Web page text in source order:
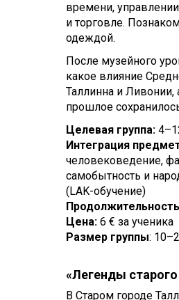
времени,
и торговле.
одеждой.
После музейного
какое влияние
Таллинна и Ливонии,
прошлое
Целевая группа:
Интеграция
человековедение,
самобытность и
(LAK-обучение)
Продолжительность
Цена: 6 € за ученика
Размер группы:
«Легенды
В Старом городе